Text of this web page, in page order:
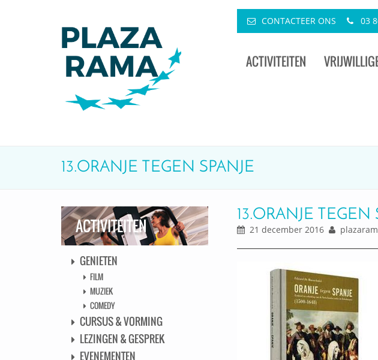
CONTACTEER ONS 03
ACTIVITEITEN
13.ORANJE TEGEN SPANJE
ACTIVITEITEN
GENIETEN
FILM
MUZIEK
COMEDY
CURSUS & VORMING
LEZINGEN & GESPREK
EVENEMENTEN
13.ORANJE TEGEN
21 december 2016